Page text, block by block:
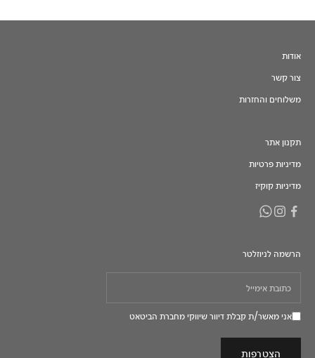
אודות
צור קשר
משלוחים והחזרות
תקנון אתר
מדיניות פרטיות
מדיניות קוקיז
הרשמה לניוזלטר
אני מאשר/ת קבלת דיוור שיווקי מחברת הביטאט
הצטרפות